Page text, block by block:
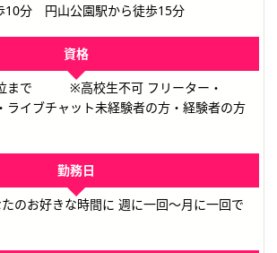
10分 円山公園駅から徒歩15分
資格
位まで ※高校生不可 フリーター・
ライブチャット未経験者の方・経験者の方
勤務日
のお好きな時間に 週に一回～月に一回で